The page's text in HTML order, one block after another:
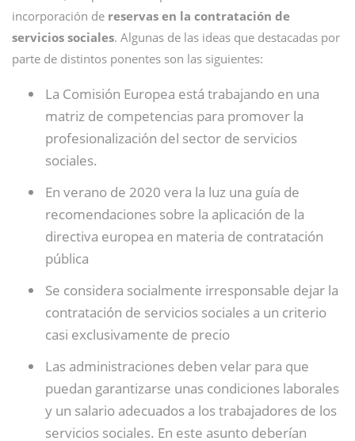
incorporación de reservas en la contratación de
servicios sociales. Algunas de las ideas que destacadas por
parte de distintos ponentes son las siguientes:
La Comisión Europea está trabajando en una
matriz de competencias para promover la
profesionalización del sector de servicios
sociales.
En verano de 2020 vera la luz una guía de
recomendaciones sobre la aplicación de la
directiva europea en materia de contratación
pública
Se considera socialmente irresponsable dejar la
contratación de servicios sociales a un criterio
casi exclusivamente de precio
Las administraciones deben velar para que
puedan garantizarse unas condiciones laborales
y un salario adecuados a los trabajadores de los
servicios sociales. En este asunto deberían